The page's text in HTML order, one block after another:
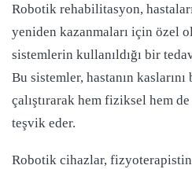
Robotik rehabilitasyon,
yeniden kazanmaları için özel
sistemlerin kullanıldığı bir
Bu sistemler, hastanın
çalıştırarak hem fiziksel hem
teşvik eder.
Robotik cihazlar,